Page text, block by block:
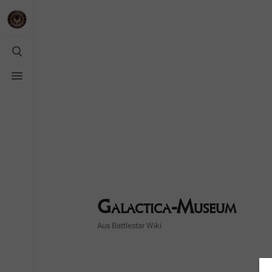
Suche
umschalten
umschalten
Galactica-Museum
Aus Battlestar Wiki